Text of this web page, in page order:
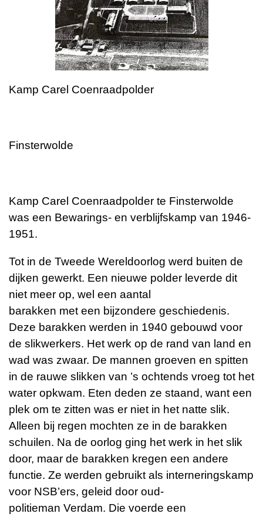
Kamp Carel Coenraadpolder
Finsterwolde
Kamp Carel Coenraadpolder te Finsterwolde
was een Bewarings- en verblijfskamp van 1946-
1951.
Tot in de Tweede Wereldoorlog werd buiten de
dijken gewerkt. Een nieuwe polder leverde dit
niet meer op, wel een aantal
barakken met een bijzondere geschiedenis.
Deze barakken werden in 1940 gebouwd voor
de slikwerkers. Het werk op de rand van land en
wad was zwaar. De mannen groeven en spitten
in de rauwe slikken van ’s ochtends vroeg tot het
water opkwam. Eten deden ze staand, want een
plek om te zitten was er niet in het natte slik.
Alleen bij regen mochten ze in de barakken
schuilen. Na de oorlog ging het werk in het slik
door, maar de barakken kregen een andere
functie. Ze werden gebruikt als interneringskamp
voor NSB’ers, geleid door oud-
politieman Verdam. Die voerde een